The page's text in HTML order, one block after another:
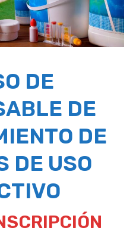
DE
DE
DE
DE USO